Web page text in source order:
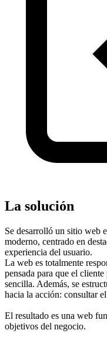
La solución
Se desarrolló un sitio web
moderno, centrado en
experiencia del usuario.
La web es totalmente
pensada para que el
sencilla. Además, se
hacia la acción: consultar
El resultado es una web
objetivos del negocio.